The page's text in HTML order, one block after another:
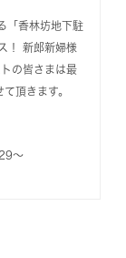
「香林坊地下駐
！ 新郎新婦様
の皆さまは最
頂きます。
〜